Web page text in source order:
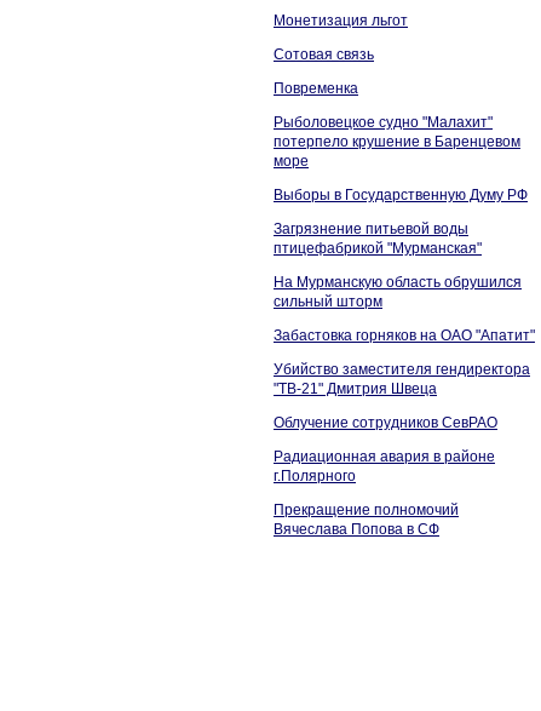
Монетизация льгот
Сотовая связь
Повременка
Рыболовецкое судно "Малахит"
потерпело крушение в Баренцевом
море
Выборы в Государственную Думу РФ
Загрязнение питьевой воды
птицефабрикой "Мурманская"
На Мурманскую область обрушился
сильный шторм
Забастовка горняков на ОАО "Апатит"
Убийство заместителя гендиректора
"ТВ-21" Дмитрия Швеца
Облучение сотрудников СевРАО
Радиационная авария в районе
г.Полярного
Прекращение полномочий
Вячеслава Попова в СФ